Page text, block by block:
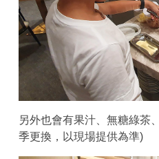
另外也會有果汁、無糖綠茶
季更換，以現場提供為準)